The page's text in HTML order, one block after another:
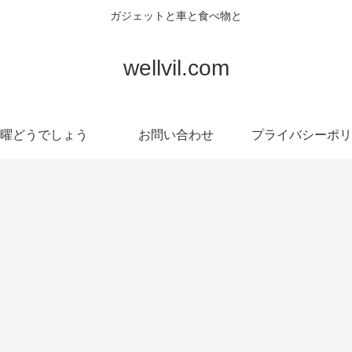
ガジェットと車と食べ物と
wellvil.com
どうでしょう お問い合わせ プライバシーポ